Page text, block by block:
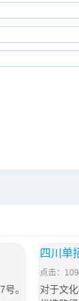
。
四川单
点击：109
对于文